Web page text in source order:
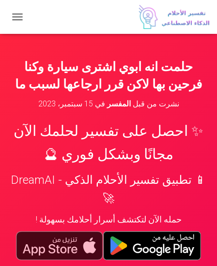
ب
ل
ت
حلمت انه ابوي اشترى سيارة وكنا
فرحين بها لاكن قرر ارجاعها لسبب ما
نشرت من قبلالمفسر في 15 سبتمبر، 2023
✨ احصل على تفسير لحلمك الآن
مجانًا وبشكل فوري 🔮
📱 تطبيق تفسير الأحلام الذكي - DreamAI
🚀
حمله الآن لتكتشف أسرار أحلامك بسهولة !